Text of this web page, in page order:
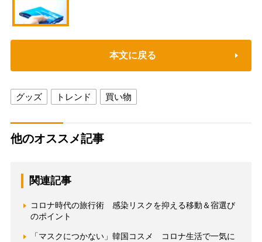
本文に戻る
グッズ トレンド 買い物
他のオススメ記事
関連記事
コロナ時代の旅行術 感染リスクを抑える移動＆宿選び
のポイント
「マスクにつかない」韓国コスメ コロナ生活で一気に